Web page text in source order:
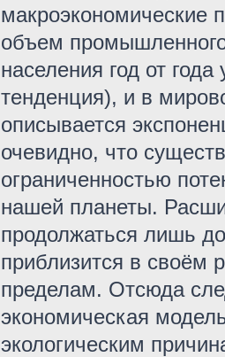
макроэкономические
объем
населения год от
тенденция), и в
описывается
очевидно, что
ограниченностью
нашей планеты.
продолжаться лишь
приблизится в своём
пределам. Отсюда
экономическая
экологическим